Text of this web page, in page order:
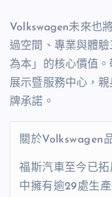
Volkswagen未來也
過空間、專業與體
為本」的核心價值
展示暨服務中心，
牌承諾。
關於Volkswagen
福斯汽車至今已
中擁有逾29處生